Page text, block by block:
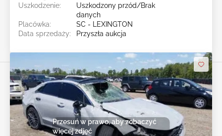
Uszkodzenie:
Uszkodzony przód/Brak
danych
Placówka:
SC - LEXINGTON
Data sprzedaży:
Przyszła aukcja
Przesuń w prawo, aby zobaczyć
więcej zdjęć